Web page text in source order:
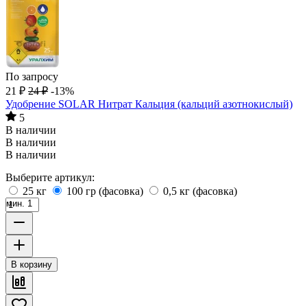
По запросу
21 ₽ 24 ₽ -13%
Удобрение SOLAR Нитрат Кальция (кальций азотнокислый)
5
В наличии
В наличии
В наличии
Выберите артикул:
25 кг
100 гр (фасовка) 0,5 кг (фасовка)
мин. 1
В корзину